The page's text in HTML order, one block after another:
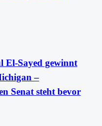
El-Sayed gewinnt
–
Senat steht bevor